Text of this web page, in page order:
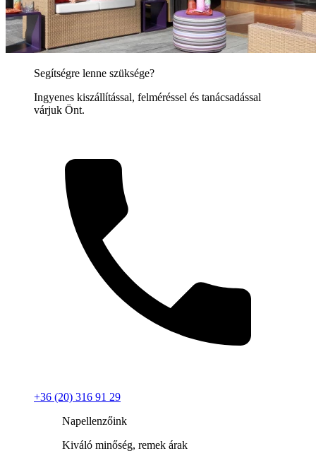
Segítségre lenne szüksége?
Ingyenes kiszállítással, felméréssel és tanácsadással
várjuk Önt.
+36 (20) 316 91 29
Napellenzőink
Kiváló minőség, remek árak